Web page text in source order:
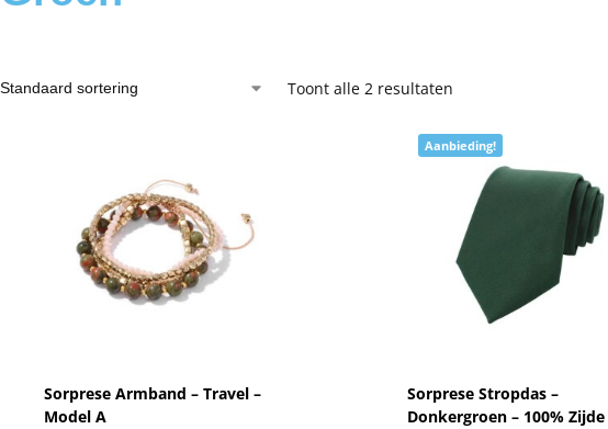
Toont alle 2 resultaten
Sorprese Armband – Travel –
Model A
Aanbieding!
Sorprese Stropdas –
Donkergroen – 100% Zijde